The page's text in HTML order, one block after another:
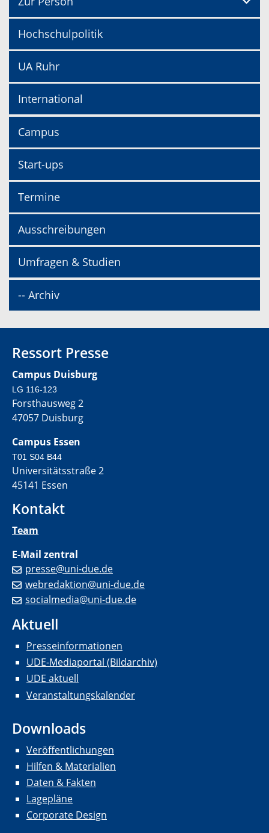
Hochschulpolitik
UA Ruhr
International
Campus
Start-ups
Termine
Ausschreibungen
Umfragen & Studien
-- Archiv
Ressort Presse
Campus Duisburg
LG 116-123
Forsthausweg 2
47057 Duisburg
Campus Essen
T01 S04 B44
Universitätsstraße 2
45141 Essen
Kontakt
Team
E-Mail zentral
presse@uni-due.de
webredaktion@uni-due.de
socialmedia@uni-due.de
Aktuell
Presseinformationen
UDE-Mediaportal (Bildarchiv)
UDE aktuell
Veranstaltungskalender
Downloads
Veröffentlichungen
Hilfen & Materialien
Daten & Fakten
Lagepläne
Corporate Design